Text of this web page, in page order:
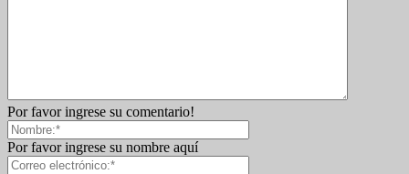
Por favor ingrese su comentario!
Por favor ingrese su nombre aquí